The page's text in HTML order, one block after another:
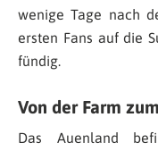
wenige Tage nach
ersten Fans auf die
fündig.
Von der Farm
Das Auenland